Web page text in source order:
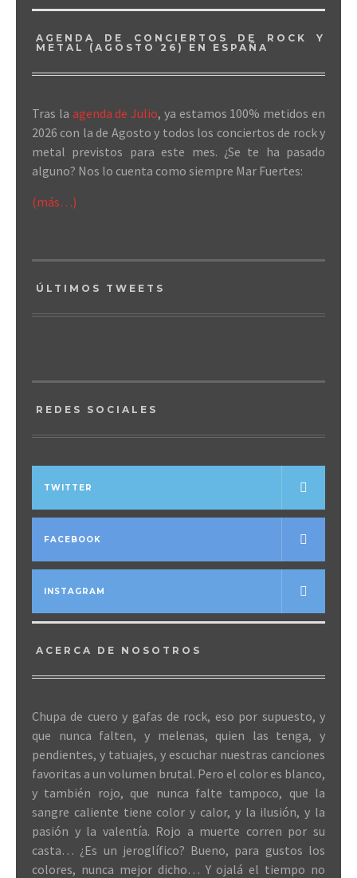
AGENDA DE CONCIERTOS DE ROCK Y
METAL (AGOSTO 26) EN ESPAÑA
Tras la agenda de Julio, ya estamos 100% metidos en
2026 con la de Agosto y todos los conciertos de rock y
metal previstos para este mes. ¿Se te ha pasado
alguno? Nos lo cuenta como siempre Mar Fuertes:
(más…)
ÚLTIMOS TWEETS
REDES SOCIALES
TWITTER
FACEBOOK
INSTAGRAM
ACERCA DE NOSOTROS
Chupa de cuero y gafas de rock, eso por supuesto, y
que nunca falten, y melenas, quien las tenga, y
pendientes, y tatuajes, y escuchar nuestras canciones
favoritas a un volumen brutal. Pero el color es blanco,
y también rojo, que nunca falte tampoco, que la
sangre caliente tiene color y calor, y la ilusión, y la
pasión y la valentía. Rojo a muerte corren por su
casta… ¿Es un jeroglífico? Bueno, para gustos los
colores, nunca mejor dicho… Y ojalá el tiempo no